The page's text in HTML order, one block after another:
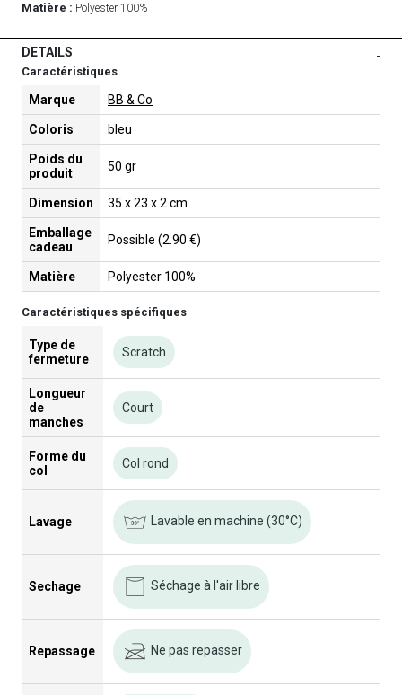
Matière : Polyester 100%
DETAILS -
Caractéristiques
Marque BB & Co
Coloris bleu
Poids du
produit
50 gr
Dimension 35 x 23 x 2 cm
Emballage
cadeau
Possible (2.90 €)
Matière Polyester 100%
Caractéristiques spécifiques
Type de
fermeture
Scratch
Longueur
de
manches
Court
Forme du
col
Col rond
Lavage Lavable en machine (30°C)
Sechage Séchage à l'air libre
Repassage Ne pas repasser